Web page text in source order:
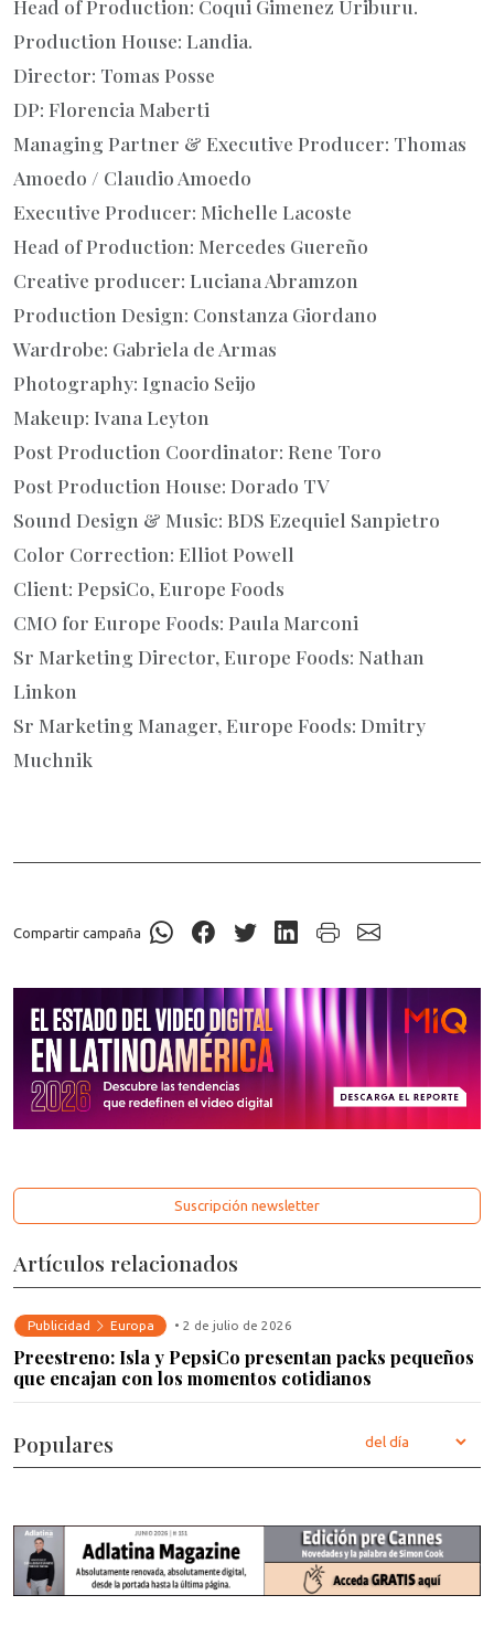
Head of Production: Coqui Gimenez Uriburu.
Production House: Landia.
Director: Tomas Posse
DP: Florencia Maberti
Managing Partner & Executive Producer: Thomas
Amoedo / Claudio Amoedo
Executive Producer: Michelle Lacoste
Head of Production: Mercedes Guereño
Creative producer: Luciana Abramzon
Production Design: Constanza Giordano
Wardrobe: Gabriela de Armas
Photography: Ignacio Seijo
Makeup: Ivana Leyton
Post Production Coordinator: Rene Toro
Post Production House: Dorado TV
Sound Design & Music: BDS Ezequiel Sanpietro
Color Correction: Elliot Powell
Client: PepsiCo, Europe Foods
CMO for Europe Foods: Paula Marconi
Sr Marketing Director, Europe Foods: Nathan
Linkon
Sr Marketing Manager, Europe Foods: Dmitry
Muchnik
Compartir campaña
Suscripción newsletter
Artículos relacionados
Publicidad Europa • 2 de julio de 2026
Preestreno: Isla y PepsiCo presentan packs pequeños
que encajan con los momentos cotidianos
Populares